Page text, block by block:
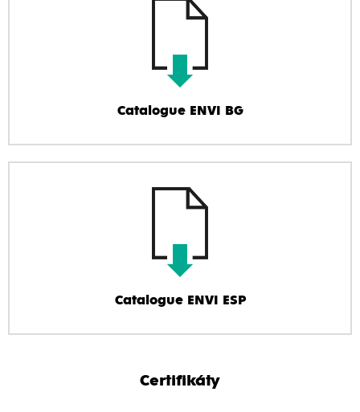
Catalogue ENVI BG
Catalogue ENVI ESP
Certifikáty